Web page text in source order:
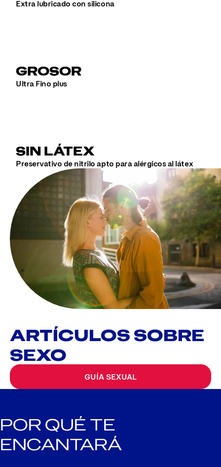
Extra lubricado con silicona
GROSOR
Ultra Fino plus
SIN LÁTEX
Preservativo de nitrilo apto para alérgicos al látex
ARTÍCULOS SOBRE
SEXO
GUÍA SEXUAL
POR QUÉ TE
ENCANTARÁ